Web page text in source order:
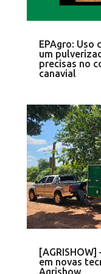
EPAgro:
um
precisas no
canavial
em novas
Agrishow